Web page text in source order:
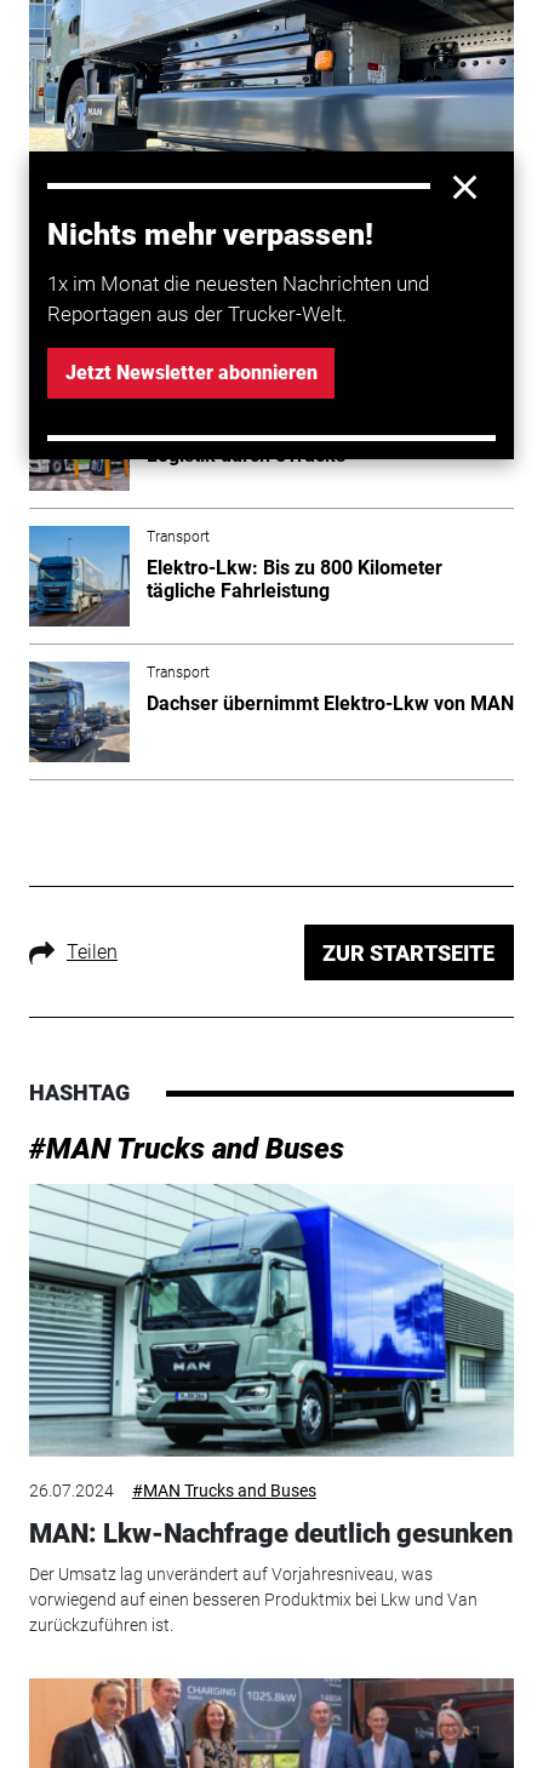
Nichts mehr verpassen!
1x im Monat die neuesten Nachrichten und
Reportagen aus der Trucker-Welt.
Jetzt Newsletter abonnieren
© Foto: VerkehrsRundschau/Jan Burgdorf
Transport
MAN Truck & Bus: Dekarbonisierung der
Logistik durch eTrucks
Transport
Elektro-Lkw: Bis zu 800 Kilometer
tägliche Fahrleistung
Transport
Dachser übernimmt Elektro-Lkw von MAN
Teilen ZUR STARTSEITE
HASHTAG
#MAN Trucks and Buses
26.07.2024 #MAN Trucks and Buses
MAN: Lkw-Nachfrage deutlich gesunken
Der Umsatz lag unverändert auf Vorjahresniveau, was
vorwiegend auf einen besseren Produktmix bei Lkw und Van
zurückzuführen ist.